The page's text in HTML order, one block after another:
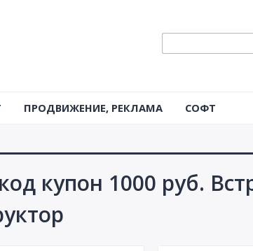
ПРОДВИЖЕНИЕ, РЕКЛАМА СОФТ
купон 1000 руб.